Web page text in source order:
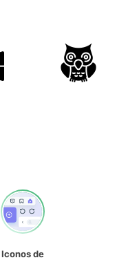
Iconos de